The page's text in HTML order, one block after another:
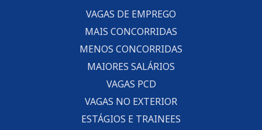
VAGAS DE EMPREGO
MAIS CONCORRIDAS
MENOS CONCORRIDAS
MAIORES SALÁRIOS
VAGAS PCD
VAGAS NO EXTERIOR
ESTÁGIOS E TRAINEES